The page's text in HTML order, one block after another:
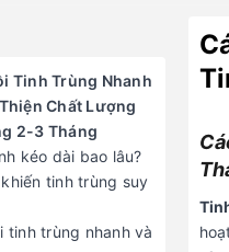
Tinh Trùng Nhanh
Chất Lượng
2-3 Tháng
kéo dài bao lâu?
tinh trùng suy
tinh trùng nhanh và